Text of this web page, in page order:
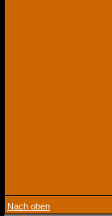
Nach oben